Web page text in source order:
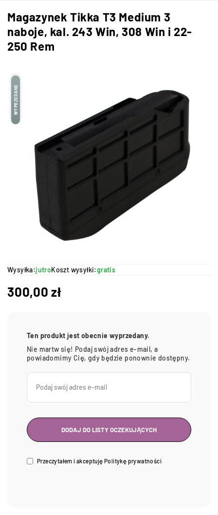
Magazynek Tikka T3 Medium 3
naboje, kal. 243 Win, 308 Win i 22-
250 Rem
WYPRZEDANE
Wysyłka:jutroKoszt wysyłki:gratis
300,00zł
Ten produkt jest obecnie wyprzedany.
Nie martw się! Podaj swój adres e-mail, a
powiadomimy Cię, gdy będzie ponownie dostępny.
Przeczytałem i akceptuję Politykę prywatności